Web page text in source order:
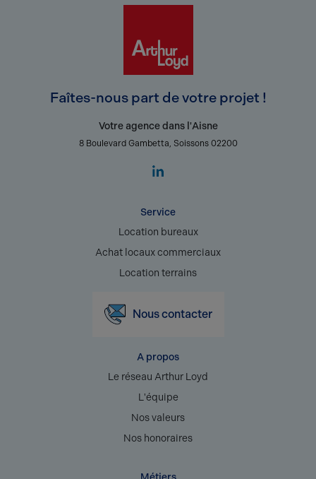
Faîtes-nous part de votre projet !
Votre agence dans l'Aisne
8 Boulevard Gambetta, Soissons 02200
Service
Location bureaux
Achat locaux commerciaux
Location terrains
Nous contacter
A propos
Le réseau Arthur Loyd
L'équipe
Nos valeurs
Nos honoraires